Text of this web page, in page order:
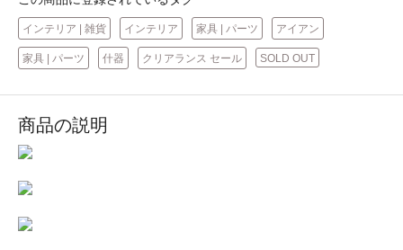
インテリア | 雑貨 インテリア 家具 | パーツ アイアン
家具 | パーツ 什器 クリアランス セール SOLD OUT
商品の説明